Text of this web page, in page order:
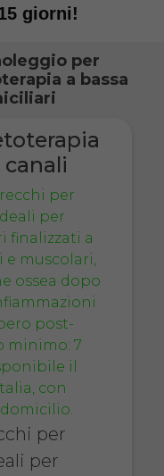
giorni!
per
a bassa
canali
per
per